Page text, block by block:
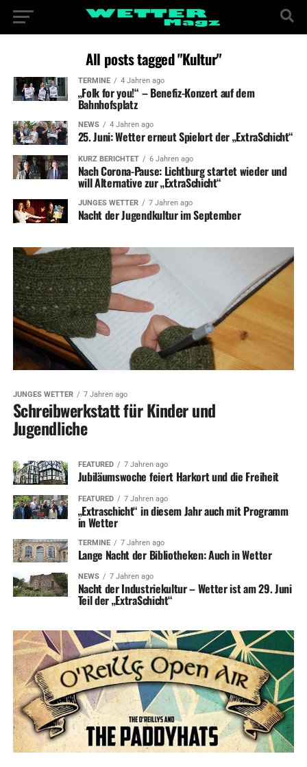
All posts tagged "Kultur"
TERMINE 4 Jahren ago
„Folk for you!“ – Benefiz-Konzert auf dem
Bahnhofsplatz
NEWS 4 Jahren ago
25. Juni: Wetter erneut Spielort der „ExtraSchicht“
KURZ BERICHTET 6 Jahren ago
Nach Corona-Pause: Lichtburg startet wieder und
will Alternative zur „ExtraSchicht“
JUNGES WETTER 7 Jahren ago
Nacht der Jugendkultur im September
JUNGES WETTER 7 Jahren ago
Schreibwerkstatt für Kinder und
Jugendliche
FEATURED 7 Jahren ago
Jubiläumswoche feiert Harkort und die Freiheit
FEATURED 7 Jahren ago
„Extraschicht“ in diesem Jahr auch mit Programm
in Wetter
TERMINE 7 Jahren ago
Lange Nacht der Bibliotheken: Auch in Wetter
NEWS 7 Jahren ago
Nacht der Industriekultur – Wetter ist am 29. Juni
Teil der „ExtraSchicht“